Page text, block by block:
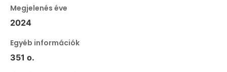
Megjelenés éve
2024
Egyéb információk
351 o.